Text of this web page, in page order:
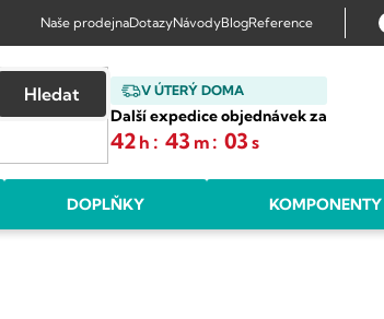
Naše prodejnaDotazyNávodyBlogReference
V ÚTERÝ DOMA
Další expedice objednávek za
42 h : 43 m : 02 s
Hledat
DOPLŇKY KOMPONENTY